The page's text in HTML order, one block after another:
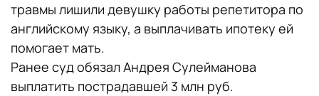
травмы лишили девушку работы репетитора по
английскому языку, а выплачивать ипотеку ей
помогает мать.
Ранее суд обязал Андрея Сулейманова
выплатить пострадавшей 3 млн руб.